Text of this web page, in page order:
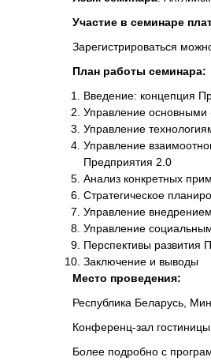
Участие в семинаре
Зарегистрироваться
План работы семинара:
Введение: концепция
Управление основными
Управление
Управление
Предприятия 2.0
Анализ конкретных
Стратегическое
Управление
Управление
Перспективы развития
Заключение и выводы
Место проведения:
Республика Беларусь,
Конференц-зал
Более подробно с